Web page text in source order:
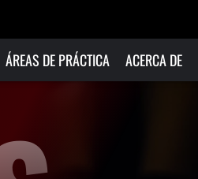
ÁREAS DE PRÁCTICA
DOMÉSTICA
DELITOS DE
ACERCA DE